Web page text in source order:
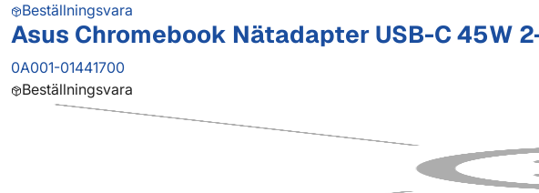
Beställningsvara
Asus Chromebook Nätadapter USB-C 45W
0A001-01441700
Beställningsvara